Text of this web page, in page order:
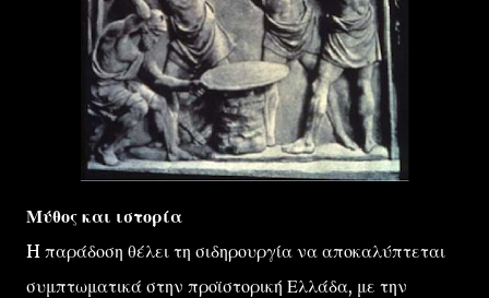
Μύθος και ιστορία
H παράδοση θέλει τη σιδηρουργία να αποκαλύπτεται
συμπτωματικά στην προϊστορική Ελλάδα, με την